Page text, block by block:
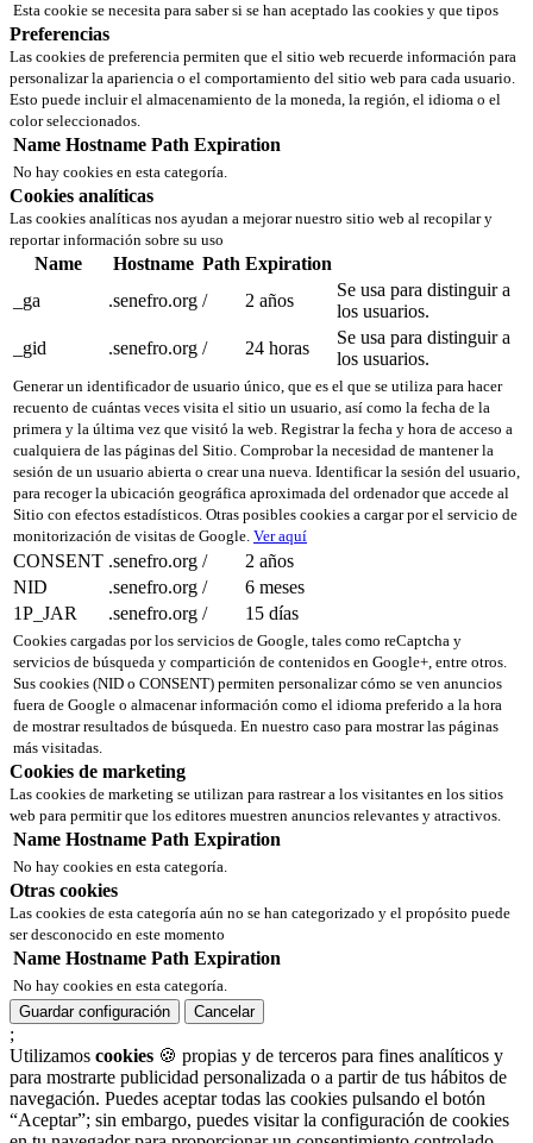
Esta cookie se necesita para saber si se han aceptado las cookies y que tipos
Preferencias
Las cookies de preferencia permiten que el sitio web recuerde información para
personalizar la apariencia o el comportamiento del sitio web para cada usuario.
Esto puede incluir el almacenamiento de la moneda, la región, el idioma o el
color seleccionados.
Name Hostname Path Expiration
No hay cookies en esta categoría.
Cookies analíticas
Las cookies analíticas nos ayudan a mejorar nuestro sitio web al recopilar y
reportar información sobre su uso
Name Hostname Path Expiration
_ga
.senefro.org / 2 años
Se usa para distinguir a
los usuarios.
_gid
.senefro.org / 24 horas
Se usa para distinguir a
los usuarios.
Generar un identificador de usuario único, que es el que se utiliza para hacer
recuento de cuántas veces visita el sitio un usuario, así como la fecha de la
primera y la última vez que visitó la web. Registrar la fecha y hora de acceso a
cualquiera de las páginas del Sitio. Comprobar la necesidad de mantener la
sesión de un usuario abierta o crear una nueva. Identificar la sesión del usuario,
para recoger la ubicación geográfica aproximada del ordenador que accede al
Sitio con efectos estadísticos. Otras posibles cookies a cargar por el servicio de
monitorización de visitas de Google. Ver aquí
CONSENT .senefro.org /
2 años
NID
.senefro.org /
6 meses
1P_JAR
.senefro.org / 15 días
Cookies cargadas por los servicios de Google, tales como reCaptcha y
servicios de búsqueda y compartición de contenidos en Google+, entre otros.
Sus cookies (NID o CONSENT) permiten personalizar cómo se ven anuncios
fuera de Google o almacenar información como el idioma preferido a la hora
de mostrar resultados de búsqueda. En nuestro caso para mostrar las páginas
más visitadas.
Cookies de marketing
Las cookies de marketing se utilizan para rastrear a los visitantes en los sitios
web para permitir que los editores muestren anuncios relevantes y atractivos.
Name Hostname Path Expiration
No hay cookies en esta categoría.
Otras cookies
Las cookies de esta categoría aún no se han categorizado y el propósito puede
ser desconocido en este momento
Name Hostname Path Expiration
No hay cookies en esta categoría.
Guardar configuración
Cancelar
;
Utilizamos cookies 🍪 propias y de terceros para fines analíticos y
para mostrarte publicidad personalizada o a partir de tus hábitos de
navegación. Puedes aceptar todas las cookies pulsando el botón
“Aceptar”; sin embargo, puedes visitar la configuración de cookies